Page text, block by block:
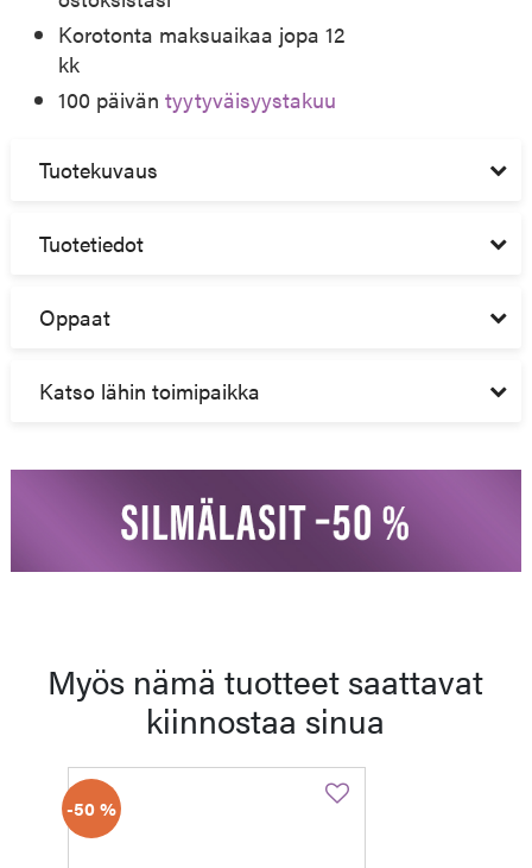
Korotonta maksuaikaa jopa 12
kk
100 päiväntyytyväisyystakuu
Tuotekuvaus
Tuotetiedot
Oppaat
Katso lähin toimipaikka
Myös nämä tuotteet saattavat
kiinnostaa sinua
-50 %